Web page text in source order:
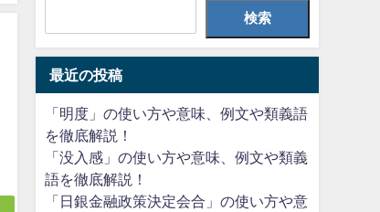
検索
最近の投稿
「明度」の使い方や意味、例文や類義語
を徹底解説！
「没入感」の使い方や意味、例文や類義
語を徹底解説！
「日銀金融政策決定会合」の使い方や意